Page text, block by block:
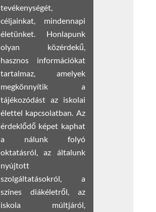
tevékenységét,
céljainkat, mindennapi
életünket. Honlapunk
olyan közérdekű,
hasznos információkat
tartalmaz, amelyek
megkönnyítik a
tájékozódást az iskolai
élettel kapcsolatban. Az
érdeklődő képet kaphat
a nálunk folyó
oktatásról, az általunk
nyújtott
szolgáltatásokról, a
színes diákéletről, az
iskola múltjáról,